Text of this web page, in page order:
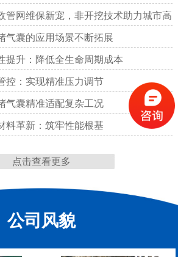
座 公路盆式橡胶支座
管网维保新宠，非开挖技术助力城市高
气囊的应用场景不断拓展
提升：降低全生命周期成本
控：实现精准压力调节
气囊精准适配复杂工况
料革新：筑牢性能根基
点击查看更多
公司风貌